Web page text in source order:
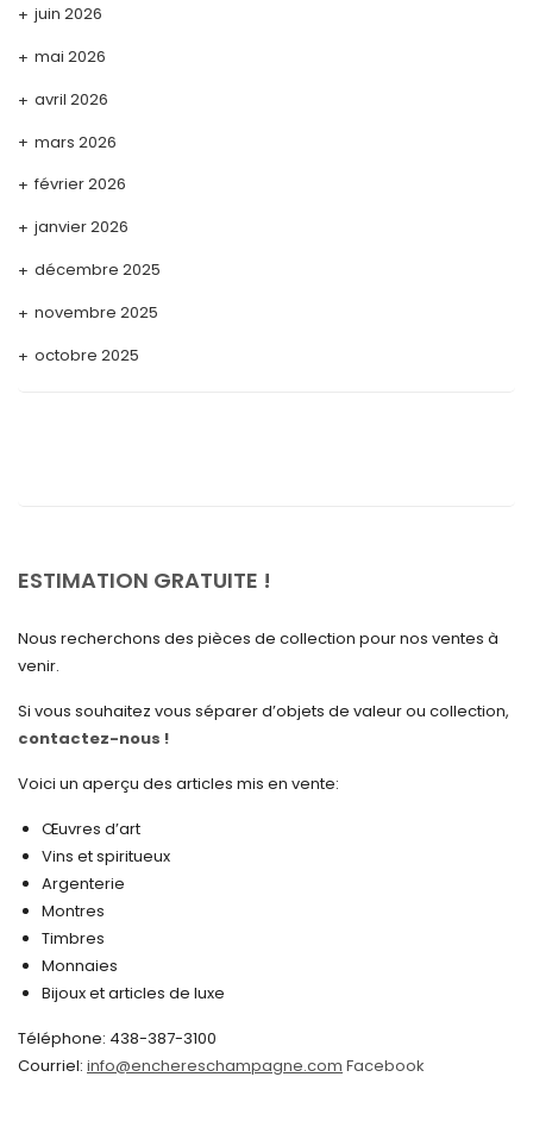
juin 2026
mai 2026
avril 2026
mars 2026
février 2026
janvier 2026
décembre 2025
novembre 2025
octobre 2025
avril 2025
décembre 2024
novembre 2024
octobre 2024
septembre 2024
août 2024
mai 2024
avril 2024
ESTIMATION GRATUITE !
Nous recherchons des pièces de collection pour nos ventes à
venir.
Si vous souhaitez vous séparer d’objets de valeur ou collection,
contactez-nous !
Voici un aperçu des articles mis en vente:
Œuvres d’art
Vins et spiritueux
Argenterie
Montres
Timbres
Monnaies
Bijoux et articles de luxe
Téléphone: 438-387-3100
Courriel: info@enchereschampagne.com Facebook